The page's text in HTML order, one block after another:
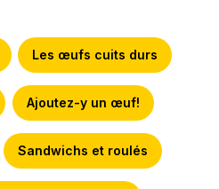
Les œufs cuits durs
Ajoutez-y un œuf!
Sandwichs et roulés